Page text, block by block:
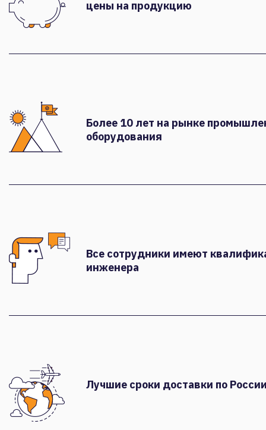
цены на продукцию
Более 10 лет на рынке
оборудования
Все сотрудники имеют
инженера
Лучшие сроки доставки по